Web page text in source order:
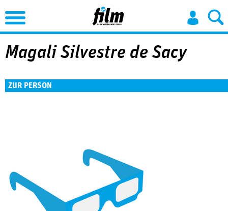
Jump to Navigation
Magali Silvestre de Sacy
ZUR PERSON